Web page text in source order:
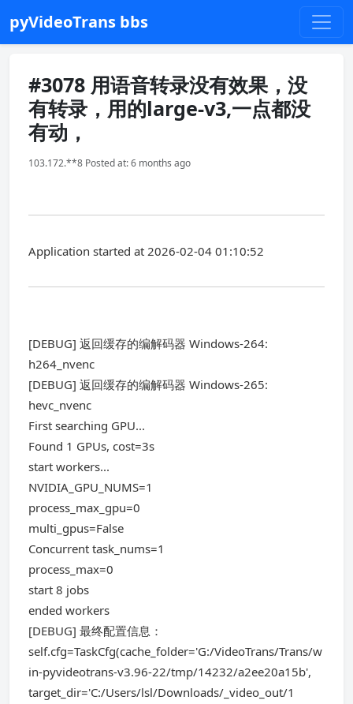
pyVideoTrans bbs
#3078 用语音转录没有效果，没
有转录，用的large-v3,一点都没
有动，
103.172.**8 Posted at: 6 months ago
Application started at 2026-02-04 01:10:52
[DEBUG] 返回缓存的编解码器 Windows-264:
h264_nvenc
[DEBUG] 返回缓存的编解码器 Windows-265:
hevc_nvenc
First searching GPU...
Found 1 GPUs, cost=3s
start workers...
NVIDIA_GPU_NUMS=1
process_max_gpu=0
multi_gpus=False
Concurrent task_nums=1
process_max=0
start 8 jobs
ended workers
[DEBUG] 最终配置信息：
self.cfg=TaskCfg(cache_folder='G:/VideoTrans/Trans/w
in-pyvideotrans-v3.96-22/tmp/14232/a2ee20a15b',
target_dir='C:/Users/lsl/Downloads/_video_out/1